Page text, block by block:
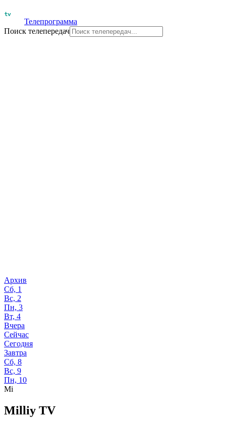
Телепрограмма
Поиск телепередач
Архив
Сб, 1
Вс, 2
Пн, 3
Вт, 4
Вчера
Сейчас
Сегодня
Завтра
Сб, 8
Вс, 9
Пн, 10
Mi
Milliy TV